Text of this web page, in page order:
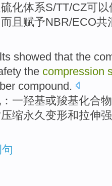
化体系S/TT/CZ可以
而且 赋予NBR/ECO共
showed that the
the compression
compound.
：一羟基或羧基化合物
压缩永久变形和拉伸